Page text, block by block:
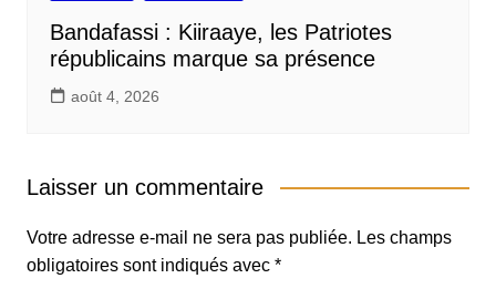
Bandafassi : Kiiraaye, les Patriotes
républicains marque sa présence
août 4, 2026
Laisser un commentaire
Votre adresse e-mail ne sera pas publiée. Les champs
obligatoires sont indiqués avec *